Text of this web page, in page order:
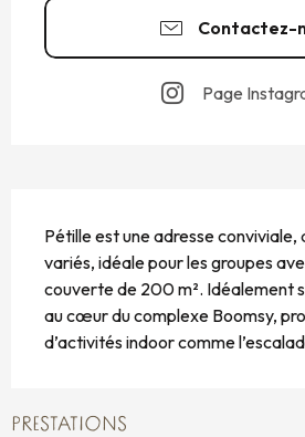
Contactez-
Page
Pétille est une adresse conviviale,
variés, idéale pour les groupes
couverte de 200 m². Idéalement
au cœur du complexe Boomsy,
d’activités indoor comme
PRESTATIONS